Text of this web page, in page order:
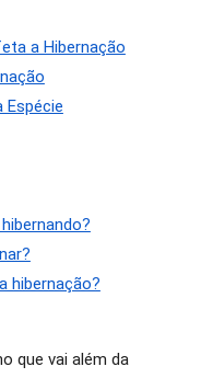
a Hibernação
Espécie
hibernação?
que vai além da